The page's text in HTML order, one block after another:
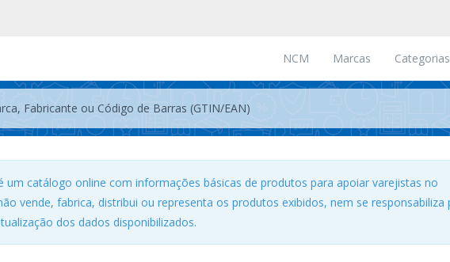
NCM Marcas Categorias
um catálogo online com informações básicas de produtos para apoiar varejistas no
vende, fabrica, distribui ou representa os produtos exibidos, nem se responsabiliza
dos dados disponibilizados.